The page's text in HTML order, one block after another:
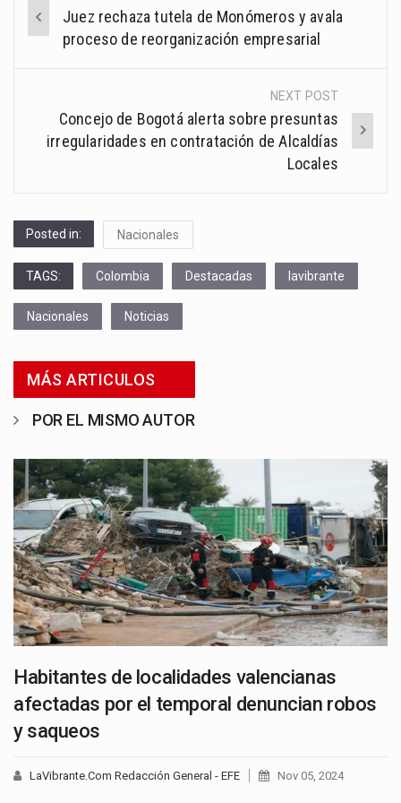
navigation
Juez rechaza tutela de Monómeros y avala
proceso de reorganización empresarial
NEXT POST
Concejo de Bogotá alerta sobre presuntas
irregularidades en contratación de Alcaldías
Locales
Posted in: Nacionales
TAGS: Colombia Destacadas lavibrante
Nacionales Noticias
MÁS ARTICULOS
POR EL MISMO AUTOR
Habitantes de localidades valencianas
afectadas por el temporal denuncian robos
y saqueos
LaVibrante.Com Redacción General - EFE Nov 05, 2024